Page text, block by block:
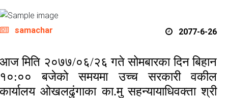
samachar 2077-6-26
आज मिति २०७७/०६/२६ गते सोमबारका दिन बिहान
१०:०० बजेको समयमा उच्च सरकारी वकील
कार्यालय ओखलढुंगाका का.मु सहन्यायाधिवक्ता श्री